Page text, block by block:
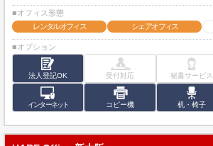
■オフィス形態
レンタルオフィス
シェアオフィス
■オプション
法人登記OK 受付対応 秘書サービス
インターネット コピー機 机・椅子